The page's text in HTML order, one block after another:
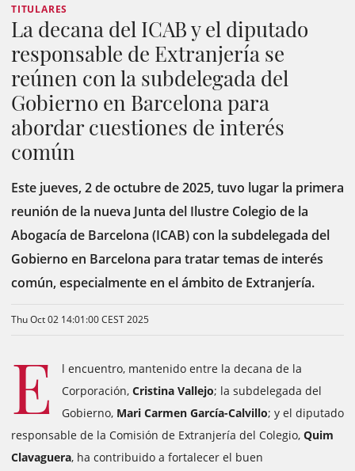
TITULARES
La decana del ICAB y el diputado
responsable de Extranjería se
reúnen con la subdelegada del
Gobierno en Barcelona para
abordar cuestiones de interés
común
Este jueves, 2 de octubre de 2025, tuvo lugar la primera
reunión de la nueva Junta del Ilustre Colegio de la
Abogacía de Barcelona (ICAB) con la subdelegada del
Gobierno en Barcelona para tratar temas de interés
común, especialmente en el ámbito de Extranjería.
Thu Oct 02 14:01:00 CEST 2025
E
l encuentro, mantenido entre la decana de la
Corporación, Cristina Vallejo; la subdelegada del
Gobierno, Mari Carmen García-Calvillo; y el diputado
responsable de la Comisión de Extranjería del Colegio, Quim
Clavaguera, ha contribuido a fortalecer el buen